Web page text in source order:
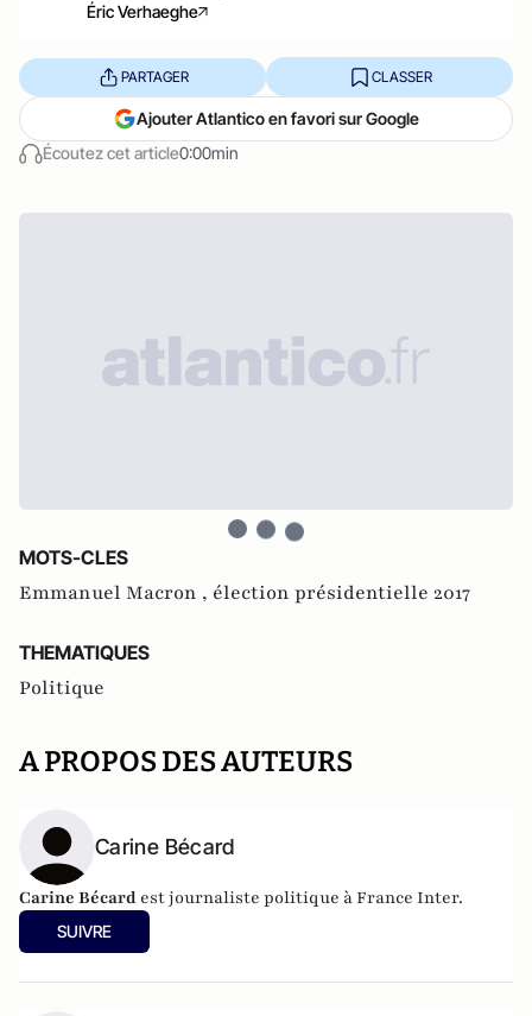
Éric Verhaeghe
Écoutez cet article0:00min
PARTAGER CLASSER
Ajouter Atlantico en favori sur Google
MOTS-CLES
Emmanuel Macron , élection présidentielle 2017
THEMATIQUES
Politique
A PROPOS DES AUTEURS
Carine Bécard
Carine Bécard est journaliste politique à France Inter.
SUIVRE